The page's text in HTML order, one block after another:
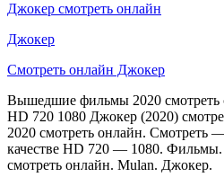
Джокер смотреть онлайн
Джокер
Смотреть онлайн Джокер
Вышедшие фильмы 2020 смотреть
HD 720 1080 Джокер (2020)
2020 смотреть онлайн. Смотреть
качестве HD 720 — 1080.
смотреть онлайн. Mulan. Джокер.